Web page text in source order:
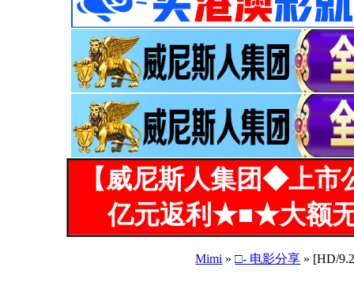
【威尼斯人集团◆上
亿元返利★■★大额
Mimi »□- 电影分享 » [HD/